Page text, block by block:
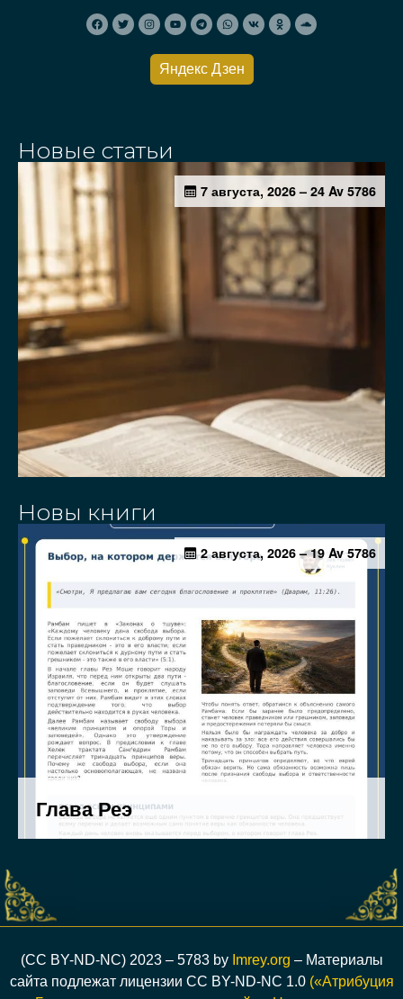
Яндекс Дзен
Новые статьи
Новы книги
(CC BY-ND-NC) 2023 – 5783 by Imrey.org – Материалы
сайта подлежат лицензии CC BY-ND-NC 1.0(«Атрибуция